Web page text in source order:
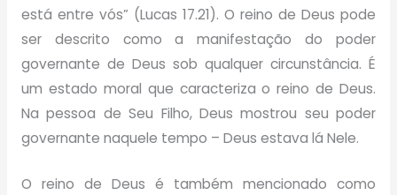
está entre vós” (Lucas 17.21). O reino de Deus pode
ser descrito como a manifestação do poder
governante de Deus sob qualquer circunstância. É
um estado moral que caracteriza o reino de Deus.
Na pessoa de Seu Filho, Deus mostrou seu poder
governante naquele tempo – Deus estava lá Nele.
O reino de Deus é também mencionado como